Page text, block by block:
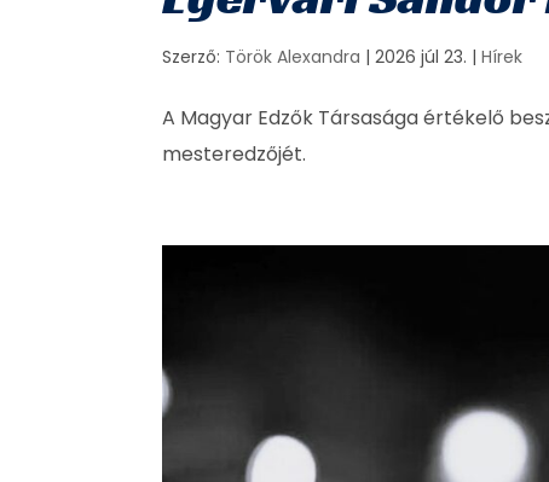
Szerző: Török Alexandra |2026 júl 23. |Hírek
A Magyar Edzők Társasága értékelő
mesteredzőjét.